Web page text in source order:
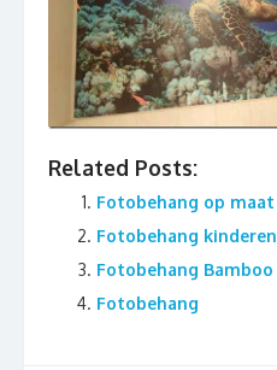
Related Posts:
Fotobehang op maat
Fotobehang kinderen
Fotobehang Bamboo
Fotobehang